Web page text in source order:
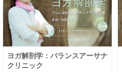
ヨガ解剖学：バランスアーサナ
クリニック